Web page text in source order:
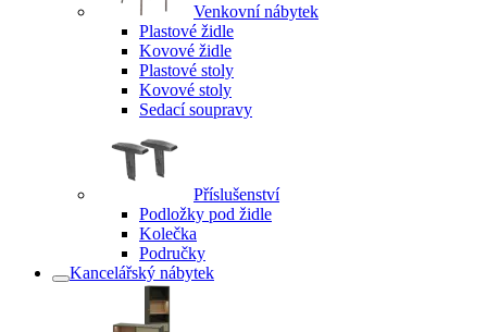
Venkovní nábytek
Plastové židle
Kovové židle
Plastové stoly
Kovové stoly
Sedací soupravy
Příslušenství
Podložky pod židle
Kolečka
Područky
Kancelářský nábytek